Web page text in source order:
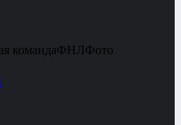
командаФНЛФото